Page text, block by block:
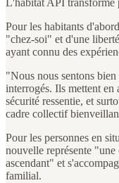
L'habitat API transforme
Pour les habitants
"chez-soi" et d'une
ayant connu des
"Nous nous sentons
interrogés. Ils mettent en
sécurité ressentie, et
cadre collectif
Pour les personnes en
nouvelle représente
ascendant" et
familial.